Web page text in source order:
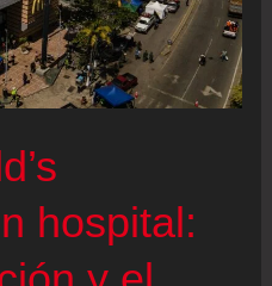
hospital: